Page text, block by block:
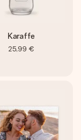
Karaffe
25,99 €